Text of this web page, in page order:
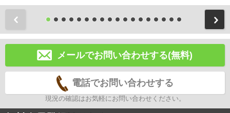
メールでお問い合わせする(無料)
電話でお問い合わせする
現況の確認はお気軽にお問い合わせください。